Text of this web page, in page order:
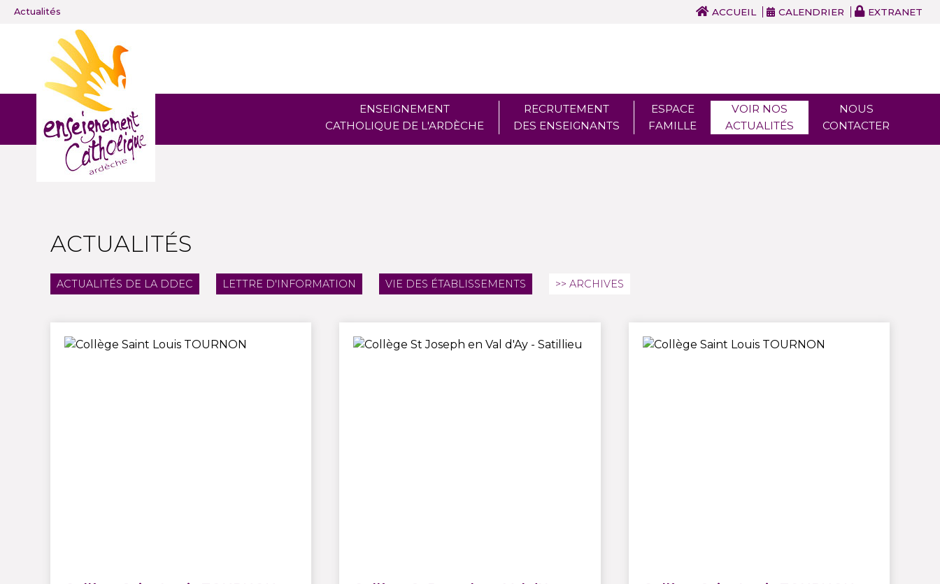
Actualités ACCUEIL CALENDRIER EXTRANET
ENSEIGNEMENT
CATHOLIQUE DE L'ARDÈCHE
RECRUTEMENT
DES ENSEIGNANTS
ESPACE
FAMILLE
VOIR NOS
ACTUALITÉS
NOUS
CONTACTER
ACTUALITÉS
ACTUALITÉS DE LA DDEC LETTRE D'INFORMATION VIE DES ÉTABLISSEMENTS >> ARCHIVES